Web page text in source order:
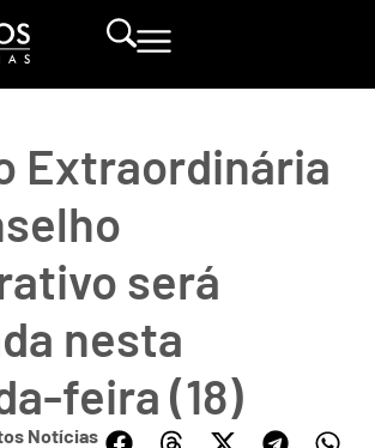
Extraordinária
será
nesta
feira (18)
Notícias